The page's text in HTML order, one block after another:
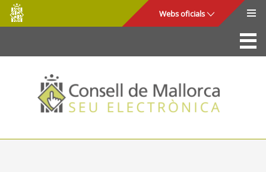
Salta al contingut principal
Consell
de
Mallorca
Webs oficials
La Seu
Consell de Mallorca
Accés i seguretat
Utilitats